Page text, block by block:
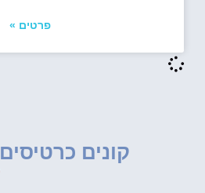
פרטים »
קונים כרטיסים